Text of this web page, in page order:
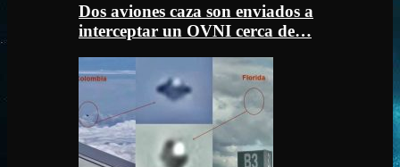
Dos aviones caza son enviados a
interceptar un OVNI cerca de…